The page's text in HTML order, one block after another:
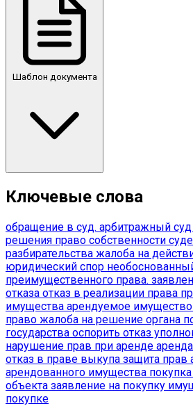
Шаблон документа
Ключевые слова
обращение в суд. арбитражный суд
решения право собственности
разбирательства жалоба на
юридический спор
преимущественного права.
отказа отказ в реализации права
имущества арендуемое имущество
право жалоба на решение органа
государства оспорить отказ
нарушение прав при аренде
отказ в праве выкупа защита прав
арендованного имущества
объекта заявление на покупку
покупке